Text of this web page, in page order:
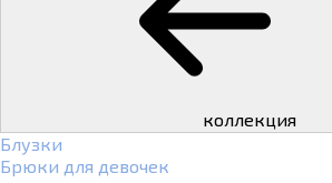
коллекция
Блузки
Брюки для девочек